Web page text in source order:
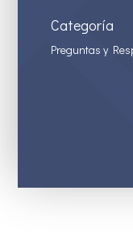
Categoría
Preguntas y